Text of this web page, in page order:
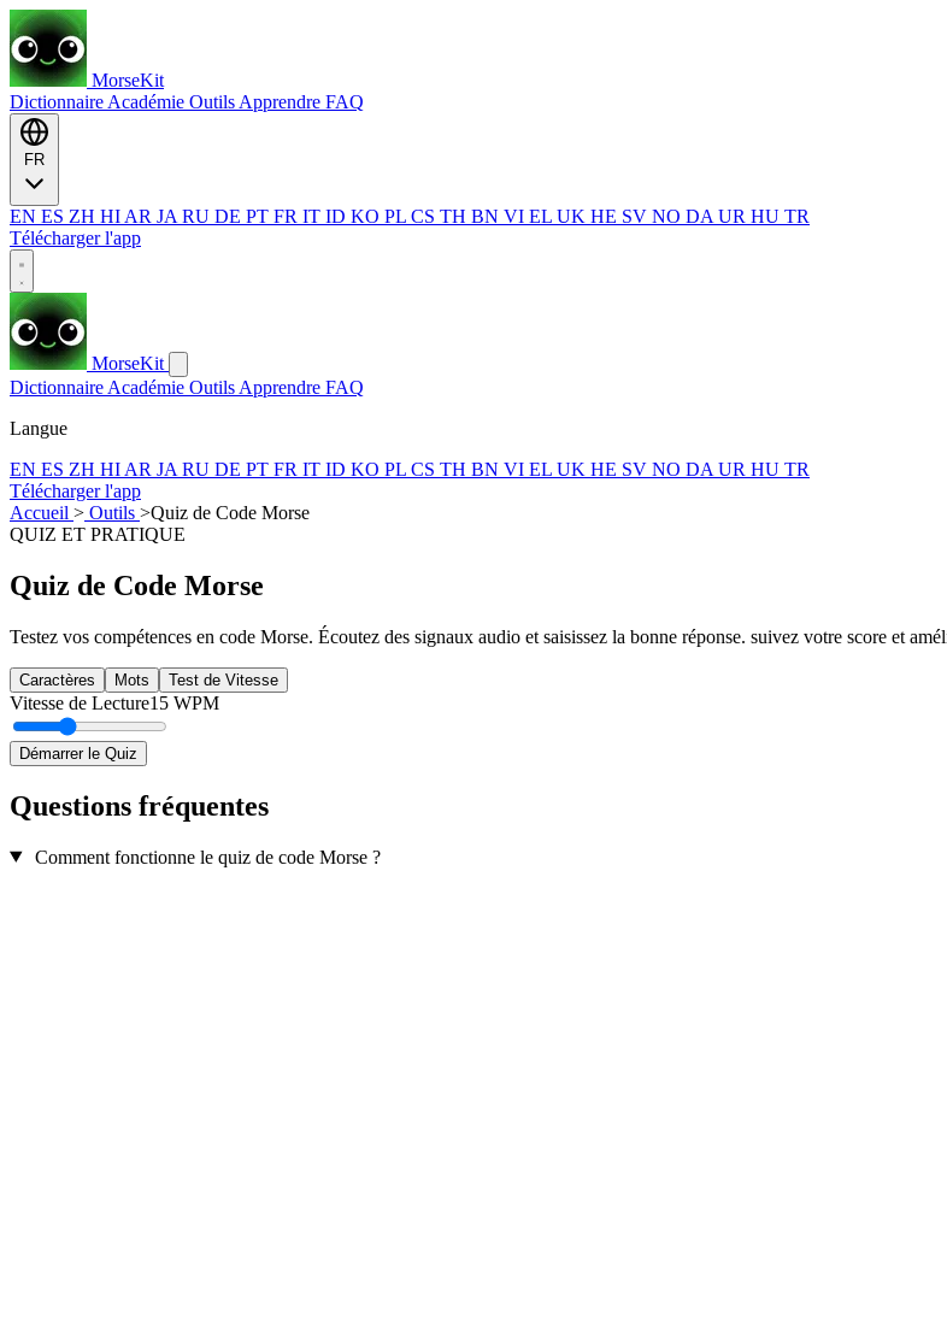
MorseKit
Dictionnaire Académie Outils Apprendre FAQ
EN ES ZH HI AR JA RU DE PT FR IT ID KO PL CS TH BN VI EL UK HE SV NO DA UR HU TR
Télécharger l'app
MorseKit
Dictionnaire Académie Outils Apprendre FAQ
Langue
EN ES ZH HI AR JA RU DE PT FR IT ID KO PL CS TH BN VI EL UK HE SV NO DA UR HU TR
Télécharger l'app
Accueil > Outils >Quiz de Code Morse
QUIZ ET PRATIQUE
Quiz de Code Morse
Testez vos compétences en code Morse. Écoutez des signaux audio et saisissez la bonne réponse. suivez votre score et
Caractères Mots Test de Vitesse
Vitesse de Lecture15 WPM
Démarrer le Quiz
Questions fréquentes
Comment fonctionne le quiz de code Morse ?